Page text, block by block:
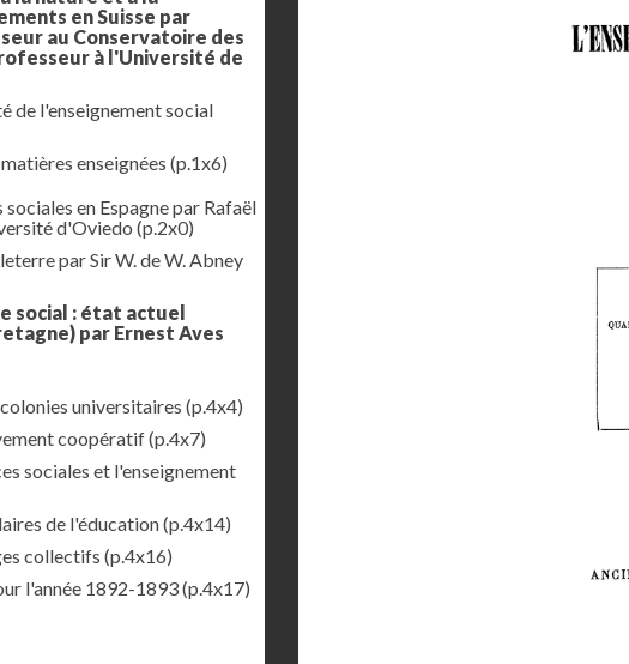
en Suisse par
au Conservatoire des
à l'Université de
de l'enseignement social
enseignées (p.1x6)
en Espagne par Rafaël
d'Oviedo (p.2x0)
par Sir W. de W. Abney
social : état actuel
par Ernest Aves
universitaires (p.4x4)
coopératif(p.4x7)
sociales et l'enseignement
de l'éducation(p.4x14)
collectifs (p.4x16)
l'année 1892-1893(p.4x17)